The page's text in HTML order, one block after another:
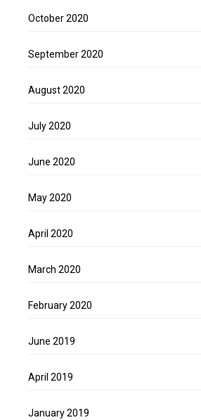
October 2020
September 2020
August 2020
July 2020
June 2020
May 2020
April 2020
March 2020
February 2020
June 2019
April 2019
January 2019